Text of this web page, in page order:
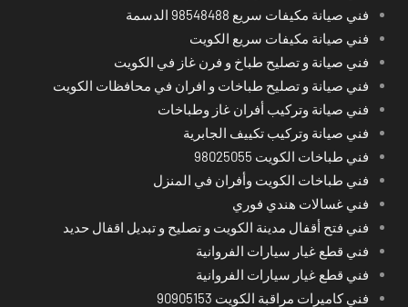
فني صيانة مكيفات سريع 98548488 الدسمة
فني صيانة مكيفات سريع الكويت
فني صيانة و تصليح طباخ و فرن غاز في الكويت
فني صيانة و تصليح طباخات و افران في محافظات الكويت
فني صيانة وتركيب أفران غاز وطباخات
فني صيانة وتركيب تكييف الجابرية
فني طباخات الكويت 98025055
فني طباخات الكويت وأفران في المنزل
فني غسالات هندي فوري
فني فتح أقفال مدينة الكويت و تصليح و تبديل اقفال حديد
فني قطع غيار سيارات الفروانية
فني قطع غيار سيارات الفروانية
فني كاميرات مراقبة الكويت 90905153